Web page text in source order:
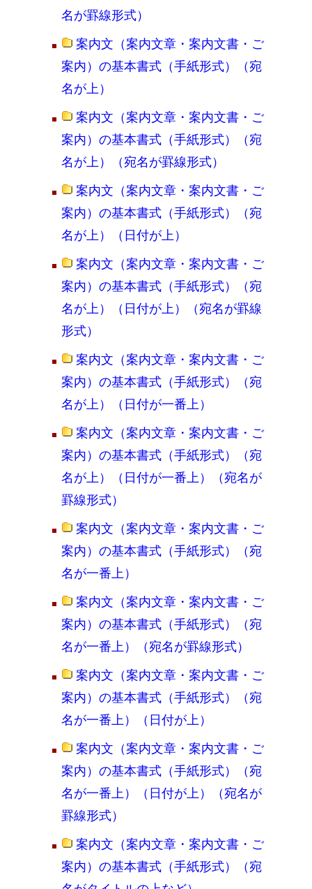
名が罫線形式）
案内文（案内文章・案内文書・ご
案内）の基本書式（手紙形式）（宛
名が上）
案内文（案内文章・案内文書・ご
案内）の基本書式（手紙形式）（宛
名が上）（宛名が罫線形式）
案内文（案内文章・案内文書・ご
案内）の基本書式（手紙形式）（宛
名が上）（日付が上）
案内文（案内文章・案内文書・ご
案内）の基本書式（手紙形式）（宛
名が上）（日付が上）（宛名が罫線
形式）
案内文（案内文章・案内文書・ご
案内）の基本書式（手紙形式）（宛
名が上）（日付が一番上）
案内文（案内文章・案内文書・ご
案内）の基本書式（手紙形式）（宛
名が上）（日付が一番上）（宛名が
罫線形式）
案内文（案内文章・案内文書・ご
案内）の基本書式（手紙形式）（宛
名が一番上）
案内文（案内文章・案内文書・ご
案内）の基本書式（手紙形式）（宛
名が一番上）（宛名が罫線形式）
案内文（案内文章・案内文書・ご
案内）の基本書式（手紙形式）（宛
名が一番上）（日付が上）
案内文（案内文章・案内文書・ご
案内）の基本書式（手紙形式）（宛
名が一番上）（日付が上）（宛名が
罫線形式）
案内文（案内文章・案内文書・ご
案内）の基本書式（手紙形式）（宛